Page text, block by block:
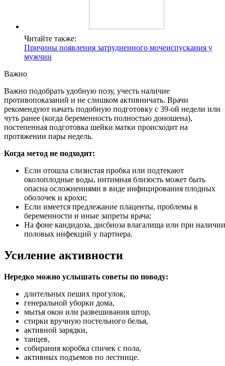
Читайте также:
Причины появления затрудненного мочеиспускания у
мужчин
Важно
Важно подобрать удобную позу, учесть наличие
противопоказаний и не слишком активничать. Врачи
рекомендуют начать подобную подготовку с 39-ой недели или
чуть ранее (когда беременность полностью доношена),
постепенная подготовка шейки матки происходит на
протяжении пары недель.
Когда метод не подходит:
Если отошла слизистая пробка или подтекают
околоплодные воды, интимная близость может быть
опасна осложнениями в виде инфицирования плодных
оболочек и крохи;
Если имеется предлежание плаценты, проблемы в
беременности и иные запреты врача;
На фоне кандидоза, дисбиоза влагалища или при наличии
половых инфекций у партнера.
Усиление активности
Нередко можно услышать советы по поводу:
длительных пеших прогулок,
генеральной уборки дома,
мытья окон или развешивания штор,
стирки вручную постельного белья,
активной зарядки,
танцев,
собирания коробка спичек с пола,
активных подъемов по лестнице.